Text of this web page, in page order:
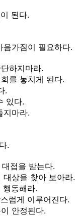
된다.
가짐이 필요하다.
하지마라.
를 놓치게 된다.
.
있다.
지마라.
.
접을 받는다.
상을 찾아 보아라.
동해라.
럽게 이루어진다.
안정된다.